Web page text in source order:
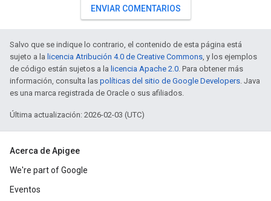
ENVIAR COMENTARIOS
Salvo que se indique lo contrario, el contenido de esta página está
sujeto a la licencia Atribución 4.0 de Creative Commons, y los ejemplos
de código están sujetos a la licencia Apache 2.0. Para obtener más
información, consulta las políticas del sitio de Google Developers. Java
es una marca registrada de Oracle o sus afiliados.
Última actualización: 2026-02-03 (UTC)
Acerca de Apigee
We're part of Google
Eventos